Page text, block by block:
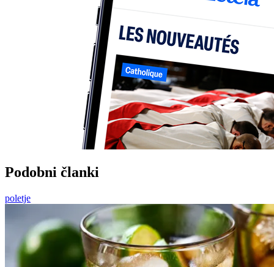
Podobni članki
poletje